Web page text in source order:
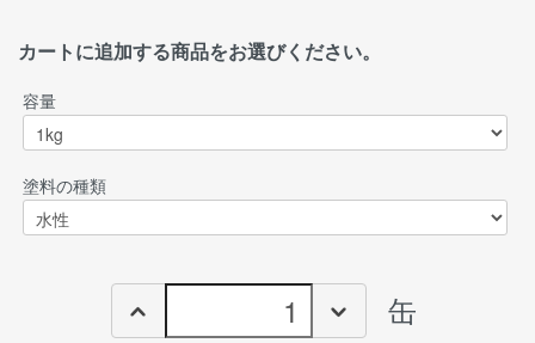
カートに追加する商品をお選びください。
容量
塗料の種類
缶